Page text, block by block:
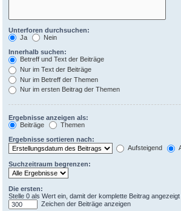
Unterforen durchsuchen:
Ja
Nein
Innerhalb suchen:
Betreff und Text der Beiträge
Nur im Text der Beiträge
Nur im Betreff der Themen
Nur im ersten Beitrag der Themen
Ergebnisse anzeigen als:
Beiträge
Themen
Ergebnisse sortieren nach:
Aufsteigend
Suchzeitraum begrenzen:
Die ersten:
Stelle 0 als Wert ein, damit der komplette Beitrag angezeigt
Zeichen der Beiträge anzeigen